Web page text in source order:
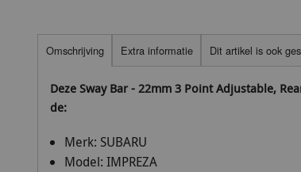
Omschrijving Extra informatie Dit artikel is ook
Deze Sway Bar - 22mm 3 Point Adjustable,
de:
Merk: SUBARU
Model: IMPREZA